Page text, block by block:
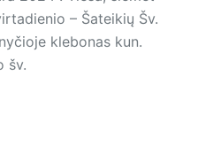
– Šateikių Šv.
klebonas kun.
šv.